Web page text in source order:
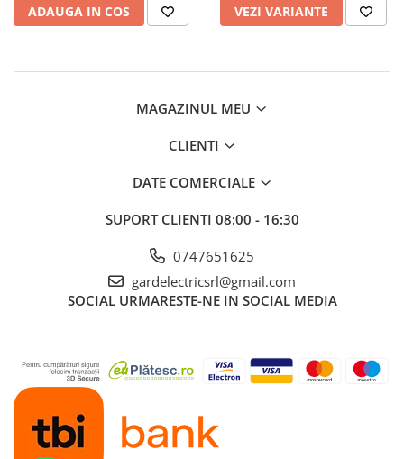
ADAUGA IN COS VEZI VARIANTE
MAGAZINUL MEU
CLIENTI
DATE COMERCIALE
SUPORT CLIENTI 08:00 - 16:30
0747651625
gardelectricsrl@gmail.com
SOCIAL URMARESTE-NE IN SOCIAL MEDIA